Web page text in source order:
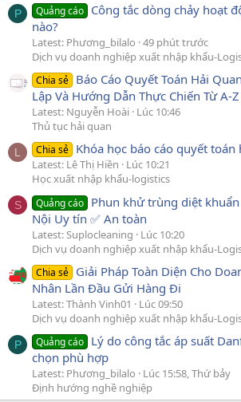
P Quảng cáo Công tắc dòng chảy hoạt
nào?
Latest: Phương_bilalo 49 phút trước
Dịch vụ doanh nghiệp xuất nhập khẩu-
Chia sẻ Báo Cáo Quyết Toán Hải
Lập Và Hướng Dẫn Thực Chiến Từ A-Z
Latest: Nguyễn Hoài Lúc 10:46
Thủ tục hải quan
L Chia sẻ Khóa học báo cáo quyết toán
Latest: Lê Thị Hiền
Lúc 10:21
Học xuất nhập khẩu-logistics
S Quảng cáo Phun khử trùng diệt
Nội Uy tín ✅ An toàn
Latest: Suplocleaning
Lúc 10:20
Dịch vụ doanh nghiệp xuất nhập khẩu-
Chia sẻ Giải Pháp Toàn Diện Cho
Nhân Lần Đầu Gửi Hàng Đi
Latest: Thành Vinh01
Lúc 09:50
Dịch vụ doanh nghiệp xuất nhập khẩu-
P Quảng cáo Lý do công tắc áp suất
chọn phù hợp
Latest: Phương_bilalo
Lúc 15:58, Thứ bảy
Định hướng nghề nghiệp